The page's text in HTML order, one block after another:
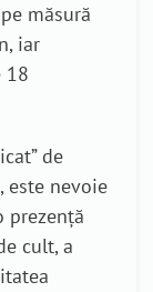
măsură
iar
18
de
este nevoie
prezență
cult, a